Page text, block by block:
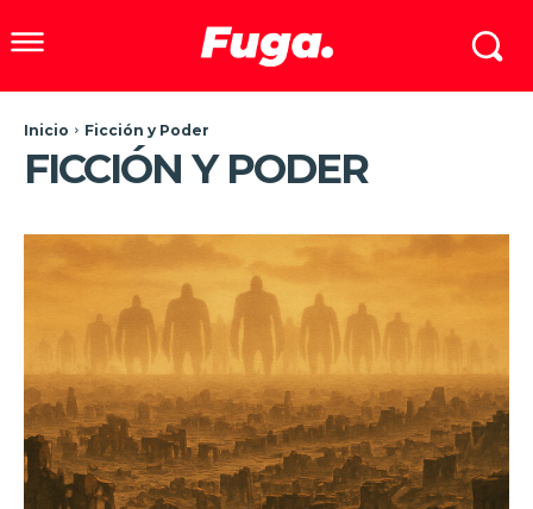
Inicio Ficción y Poder
FICCIÓN Y PODER